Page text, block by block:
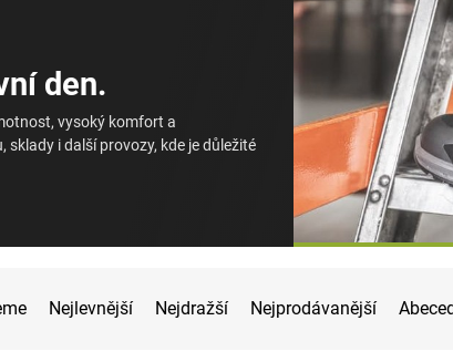
den.
vysoký komfort a
i další provozy, kde je důležité
Nejlevnější Nejdražší Nejprodávanější